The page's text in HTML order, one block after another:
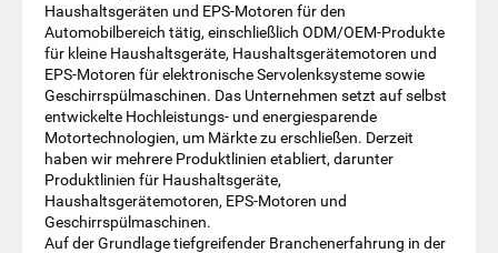
Haushaltsgeräten und EPS-Motoren für den
Automobilbereich tätig, einschließlich ODM/OEM-Produkte
für kleine Haushaltsgeräte, Haushaltsgerätemotoren und
EPS-Motoren für elektronische Servolenksysteme sowie
Geschirrspülmaschinen. Das Unternehmen setzt auf selbst
entwickelte Hochleistungs- und energiesparende
Motortechnologien, um Märkte zu erschließen. Derzeit
haben wir mehrere Produktlinien etabliert, darunter
Produktlinien für Haushaltsgeräte,
Haushaltsgerätemotoren, EPS-Motoren und
Geschirrspülmaschinen.
Auf der Grundlage tiefgreifender Branchenerfahrung in der